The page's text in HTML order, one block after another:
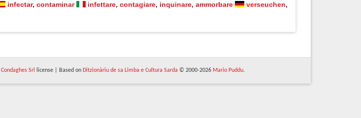
infectar, contaminar infettare, contagiare, inquinare, ammorbare verseuchen,
Condaghes Srl license | Based on Ditzionàriu de sa Limba e Cultura Sarda © 2000-2026 Mario Puddu.